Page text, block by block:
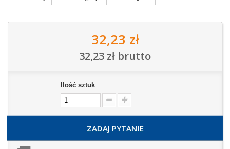
32,23 zł
32,23 zł brutto
Ilość sztuk
ZADAJ PYTANIE